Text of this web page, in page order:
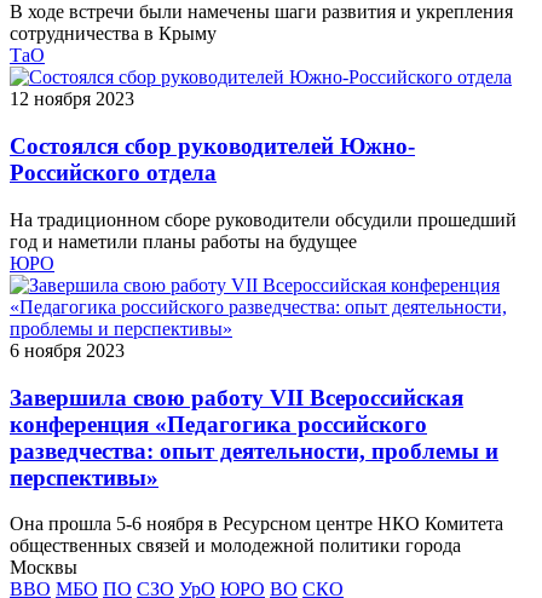
В ходе встречи были намечены шаги развития и укрепления
сотрудничества в Крыму
ТаО
12 ноября 2023
Состоялся сбор руководителей Южно-
Российского отдела
На традиционном сборе руководители обсудили прошедший
год и наметили планы работы на будущее
ЮРО
6 ноября 2023
Завершила свою работу VII Всероссийская
конференция «Педагогика российского
разведчества: опыт деятельности, проблемы и
перспективы»
Она прошла 5-6 ноября в Ресурсном центре НКО Комитета
общественных связей и молодежной политики города
Москвы
ВВО МБО ПО СЗО УрО ЮРО ВО СКО